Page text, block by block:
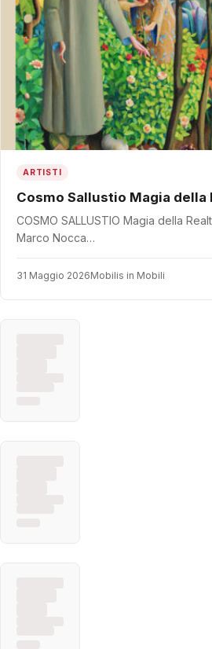
ARTISTI
Cosmo Sallustio Magia della
COSMO SALLUSTIO Magia della
Marco Nocca…
31 Maggio 2026Mobilis in Mobili